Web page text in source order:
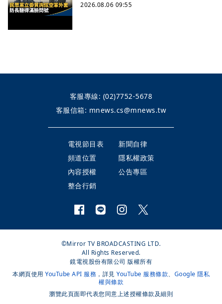
2026.08.06 09:55
客服專線: (02)7752-5678
客服信箱: mnews.cs@mnews.tw
電視節目表
新聞自律
頻道位置
隱私權政策
內容授權
公告專區
整合行銷
©Mirror TV BROADCASTING LTD.
All Rights Reserved.
鏡電視股份有限公司 版權所有
本網頁使用 YouTube API 服務 ，詳見 YouTube 服務條款、 Google 隱私
權與條款
瀏覽此頁面即代表您同意上述授權條款及細則